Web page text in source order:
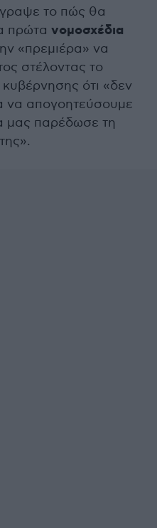
το πώς θα
πρώτα νομοσχέδια
«πρεμιέρα» να
στέλοντας το
ότι «δεν
να απογοητεύσουμε
μας παρέδωσε τη